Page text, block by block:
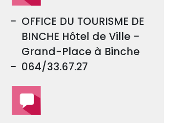
OFFICE DU TOURISME DE
BINCHE Hôtel de Ville -
Grand-Place à Binche
064/33.67.27